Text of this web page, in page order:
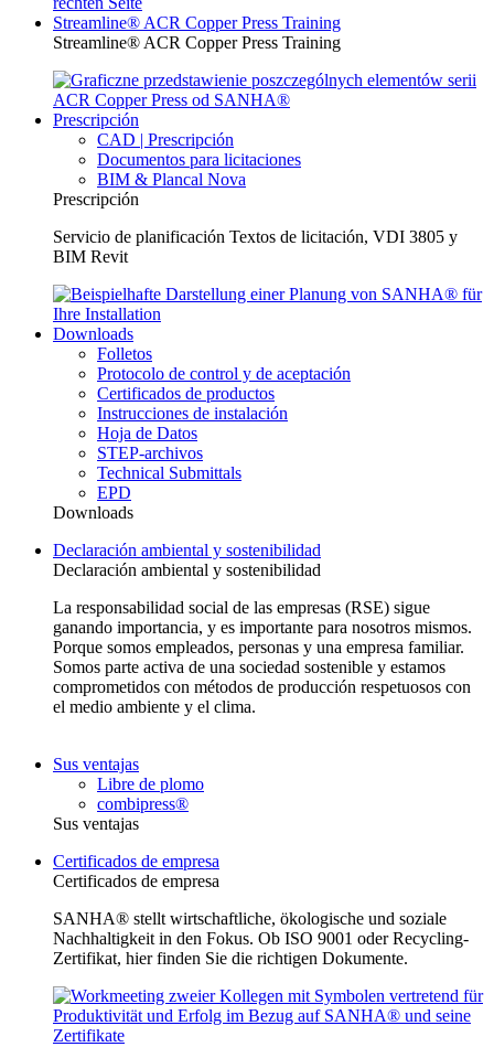
Streamline® ACR Copper Press Training
Streamline® ACR Copper Press Training
Prescripción
CAD | Prescripción
Documentos para licitaciones
BIM & Plancal Nova
Prescripción
Servicio de planificación Textos de licitación, VDI 3805 y
BIM Revit
Downloads
Folletos
Protocolo de control y de aceptación
Certificados de productos
Instrucciones de instalación
Hoja de Datos
STEP-archivos
Technical Submittals
EPD
Downloads
Declaración ambiental y sostenibilidad
Declaración ambiental y sostenibilidad
La responsabilidad social de las empresas (RSE) sigue
ganando importancia, y es importante para nosotros mismos.
Porque somos empleados, personas y una empresa familiar.
Somos parte activa de una sociedad sostenible y estamos
comprometidos con métodos de producción respetuosos con
el medio ambiente y el clima.
Sus ventajas
Libre de plomo
combipress®
Sus ventajas
Certificados de empresa
Certificados de empresa
SANHA® stellt wirtschaftliche, ökologische und soziale
Nachhaltigkeit in den Fokus. Ob ISO 9001 oder Recycling-
Zertifikat, hier finden Sie die richtigen Dokumente.